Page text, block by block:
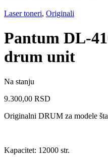
Laser toneri, Originali
Pantum DL-
drum unit
Na stanju
9.300,00 RSD
Originalni DRUM za modele
Kapacitet: 12000 str.